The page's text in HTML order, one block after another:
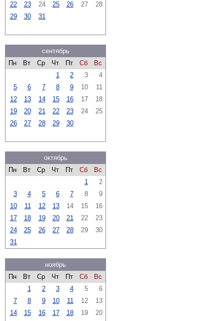
22
23 24 25 26 27
28
29
30 31
сентябрь
Пн
Вт Ср Чт Пт Сб
Вс
1
2 3
4
5
6 7 8 9 10
11
12
13 14 15 16 17
18
19
20 21 22 23 24
25
26
27 28 29 30
октябрь
Пн
Вт Ср Чт Пт Сб
Вс
1
2
3
4 5 6 7 8
9
10
11 12 13 14 15
16
17
18 19 20 21 22
23
24
25 26 27 28 29
30
31
ноябрь
Пн
Вт Ср Чт Пт Сб
Вс
1
2 3 4 5
6
7
8 9 10 11 12
13
14
15 16 17 18 19
20